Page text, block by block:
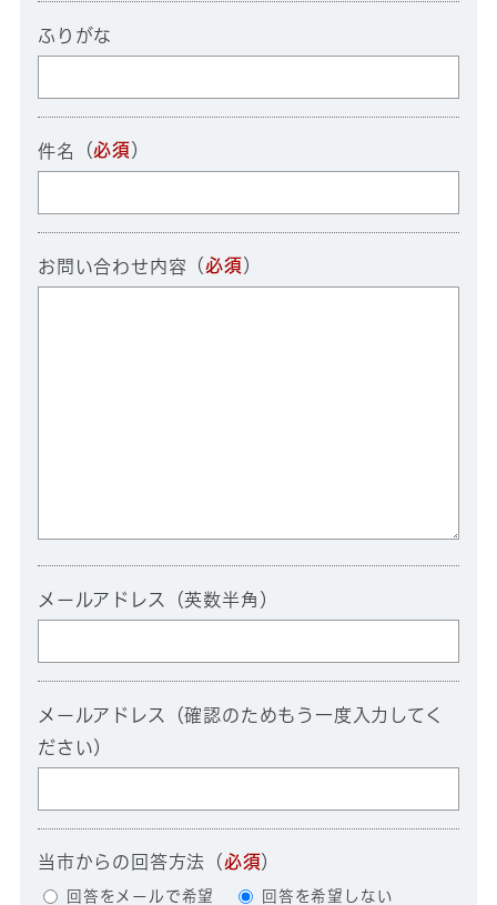
ふりがな
件名 （必須 ）
お問い合わせ内容 （必須 ）
メールアドレス（英数半角）
メールアドレス（確認のためもう一度入力してく
ださい）
当市からの回答方法 （必須）
回答をメールで希望 回答を希望しない